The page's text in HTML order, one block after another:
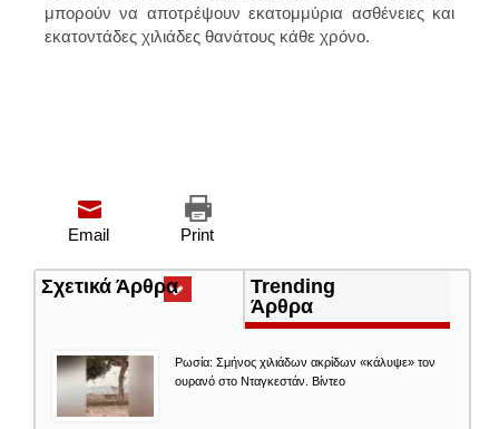
μπορούν να αποτρέψουν εκατομμύρια ασθένειες και
εκατοντάδες χιλιάδες θανάτους κάθε χρόνο.
Print
Email
Σχετικά Άρθρα(ενεργή
καρτέλα)
Trending
Άρθρα
Ρωσία: Σμήνος χιλιάδων ακρίδων «κάλυψε» τον
ουρανό στο Νταγκεστάν. Βίντεο